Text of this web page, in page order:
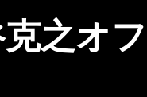
之オ